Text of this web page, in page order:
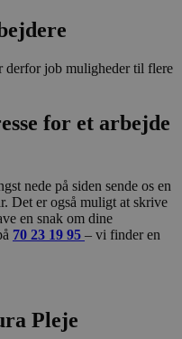
derfor job muligheder til flere
for et arbejde
nede på siden sende os en
Det er også muligt at skrive
en snak om dine
70 23 19 95 – vi finder en
Pleje